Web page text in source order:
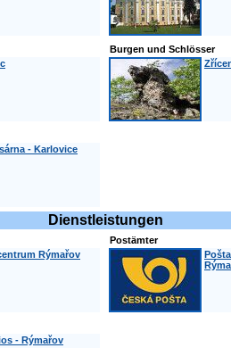
Burgen und Schlösser
- Karlovice
Dienstleistungen
Rýmařov
Postämter
- Rýmařov